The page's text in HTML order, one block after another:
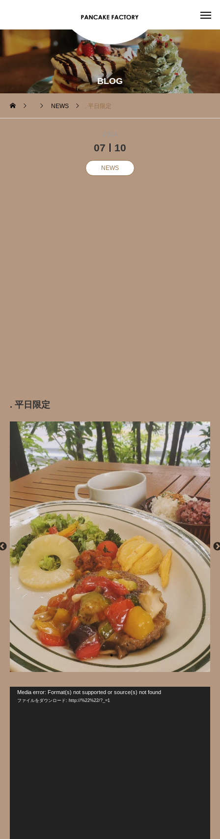
BLOG
NEWS . 平日限定️
2024
07 10
NEWS
. 平日限定️
Media error: Format(s) not supported or source(s) not found
ファイルをダウンロード: http://%22%22/?_=1